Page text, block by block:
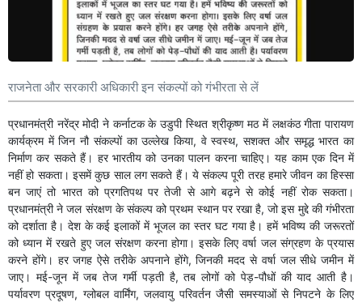
राजनेता और सरकारी अधिकारी इन संकल्पों को गंभीरता से लें
प्रधानमंत्री नरेंद्र मोदी ने कर्नाटक के उडुपी स्थित श्रीकृष्ण मठ में लक्षकंठ गीता पारायण
कार्यक्रम में जिन नौ संकल्पों का उल्लेख किया, वे स्वस्थ, सशक्त और समृद्ध भारत का
निर्माण कर सकते हैं। हर भारतीय को उनका पालन करना चाहिए। यह काम एक दिन में
नहीं हो सकता। इसमें कुछ साल लग सकते हैं। ये संकल्प पूरी तरह हमारे जीवन का हिस्सा
बन जाएं तो भारत को प्रगतिपथ पर तेजी से आगे बढ़ने से कोई नहीं रोक सकता।
प्रधानमंत्री ने जल संरक्षण के संकल्प को प्रथम स्थान पर रखा है, जो इस मुद्दे की गंभीरता
को दर्शाता है। देश के कई इलाकों में भूजल का स्तर घट गया है। हमें भविष्य की जरूरतों
को ध्यान में रखते हुए जल संरक्षण करना होगा। इसके लिए वर्षा जल संग्रहण के प्रयास
करने होंगे। हर जगह ऐसे तरीके अपनाने होंगे, जिनकी मदद से वर्षा जल सीधे जमीन में
जाए। मई-जून में जब तेज गर्मी पड़ती है, तब लोगों को पेड़-पौधों की याद आती है।
पर्यावरण प्रदूषण, ग्लोबल वार्मिंग, जलवायु परिवर्तन जैसी समस्याओं से निपटने के लिए